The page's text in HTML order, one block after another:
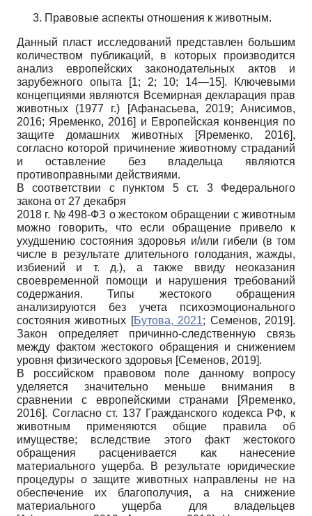
Правовые аспекты отношения к животным.
Данный пласт исследований представлен большим
количеством публикаций, в которых производится
анализ европейских законодательных актов и
зарубежного опыта [1; 2; 10; 14—15]. Ключевыми
концепциями являются Всемирная декларация прав
животных (1977 г.)
[Афанасьева, 2019;Анисимов,
2016; Яременко, 2016] и Европейская конвенция по
защите домашних животных
[Яременко, 2016],
согласно которой причинение животному страданий
и оставление без владельца являются
противоправными действиями.
В соответствии с пунктом 5 ст. 3 Федерального
закона от 27 декабря
2018 г. № 498-ФЗ о жестоком обращении с животным
можно говорить, что если обращение привело к
ухудшению состояния здоровья и/или гибели (в том
числе в результате длительного голодания, жажды,
избиений и т. д.), а также ввиду неоказания
своевременной помощи и нарушения требований
содержания. Типы жестокого обращения
анализируются без учета психоэмоционального
состояния животных [Бутова, 2021; Семенов, 2019].
Закон определяет причинно-следственную связь
между фактом жестокого обращения и снижением
уровня физического здоровья [Семенов, 2019].
В российском правовом поле данному вопросу
уделяется значительно меньше внимания в
сравнении с европейскими странами
[Яременко,
2016]. Согласно ст. 137 Гражданского кодекса РФ, к
животным применяются общие правила об
имуществе; вследствие этого факт жестокого
обращения расценивается как нанесение
материального ущерба. В результате юридические
процедуры о защите животных направлены не на
обеспечение их благополучия, а на снижение
материального ущерба для владельцев